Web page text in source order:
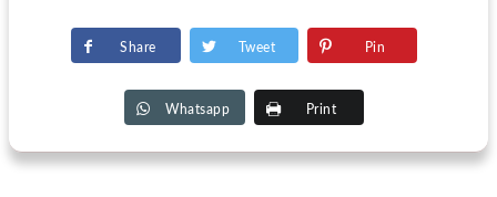
Share Tweet Pin
Whatsapp Print